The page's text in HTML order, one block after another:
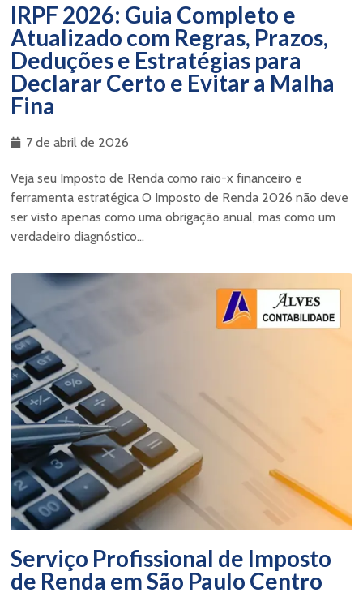
IRPF 2026: Guia Completo e
Atualizado com Regras, Prazos,
Deduções e Estratégias para
Declarar Certo e Evitar a Malha
Fina
7 de abril de 2026
Veja seu Imposto de Renda como raio-x financeiro e
ferramenta estratégica O Imposto de Renda 2026 não deve
ser visto apenas como uma obrigação anual, mas como um
verdadeiro diagnóstico...
Serviço Profissional de Imposto
de Renda em São Paulo Centro